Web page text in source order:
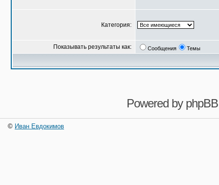
Категория:
Показывать результаты как: Сообщения Темы
Powered by phpBB
© Иван Евдокимов